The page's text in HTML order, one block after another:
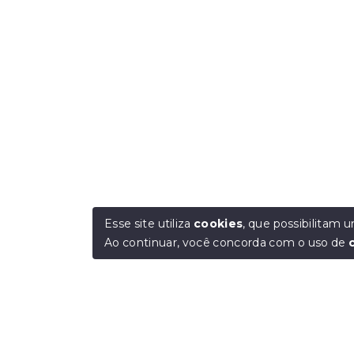
Esse site utiliza cookies, que possibilitam
Ao continuar, você concorda com o uso de